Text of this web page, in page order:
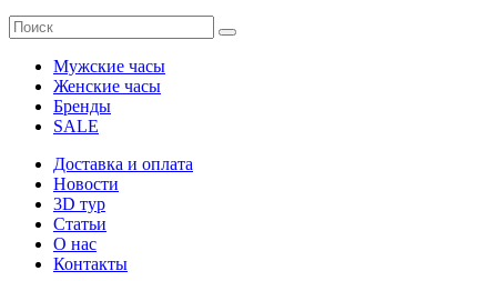
Мужские часы
Женские часы
Бренды
SALE
Доставка и оплата
Новости
3D тур
Статьи
О нас
Контакты